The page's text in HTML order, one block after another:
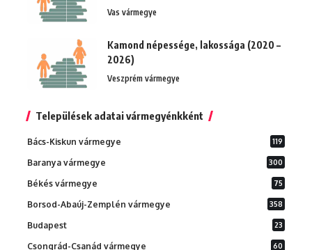
Vas vármegye
Kamond népessége, lakossága (2020 –
2026)
Veszprém vármegye
Települések adatai vármegyénkként
Bács-Kiskun vármegye 119
Baranya vármegye 300
Békés vármegye 75
Borsod-Abaúj-Zemplén vármegye 358
Budapest 23
Csongrád-Csanád vármegye 60